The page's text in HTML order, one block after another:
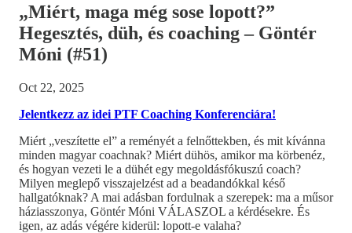
„Miért, maga még sose lopott?”
Hegesztés, düh, és coaching – Göntér
Móni (#51)
Oct 22, 2025
Jelentkezz az idei PTF Coaching Konferenciára!
Miért „veszítette el” a reményét a felnőttekben, és mit kívánna
minden magyar coachnak? Miért dühös, amikor ma körbenéz,
és hogyan vezeti le a dühét egy megoldásfókuszú coach?
Milyen meglepő visszajelzést ad a beadandókkal késő
hallgatóknak? A mai adásban fordulnak a szerepek: ma a műsor
háziasszonya, Göntér Móni VÁLASZOL a kérdésekre. És
igen, az adás végére kiderül: lopott-e valaha?